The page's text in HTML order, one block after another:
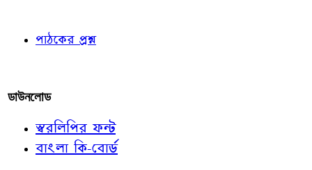
পাঠকের প্রশ্ন
ডাউনলোড
স্বরলিপির ফন্ট
বাংলা কি-বোর্ড